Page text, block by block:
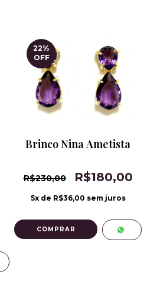
22%
OFF
Brinco Nina Ametista
R$230,00 R$180,00
5x de R$36,00 sem juros